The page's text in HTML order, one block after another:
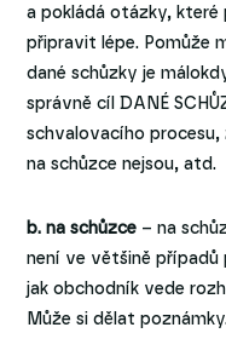
a pokládá otázky, které
připravit lépe. Pomůže
dané schůzky je
správně cíl DANÉ
schvalovacího
na schůzce nejsou, atd.
b. na schůzce – na
není ve většině
jak obchodník vede
Může si dělat